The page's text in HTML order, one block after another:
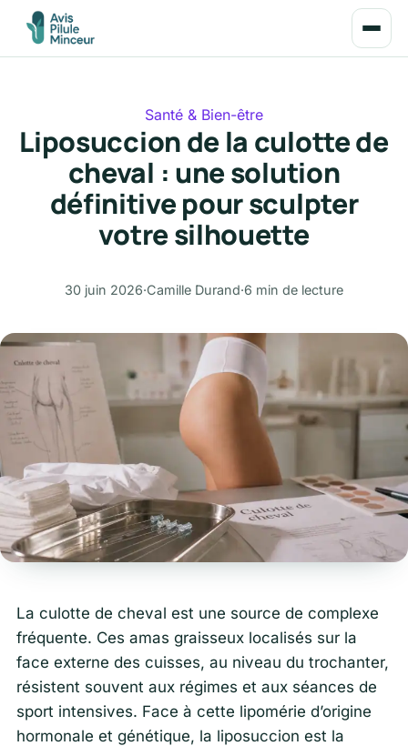
Santé & Bien-être
Liposuccion de la culotte de
cheval : une solution
définitive pour sculpter
votre silhouette
30 juin 2026·Camille Durand·6 min de lecture
La culotte de cheval est une source de complexe
fréquente. Ces amas graisseux localisés sur la
face externe des cuisses, au niveau du trochanter,
résistent souvent aux régimes et aux séances de
sport intensives. Face à cette lipomérie d’origine
hormonale et génétique, la liposuccion est la